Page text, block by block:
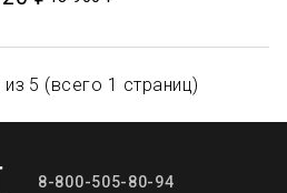
5 (всего 1 страниц)
8-800-505-80-94